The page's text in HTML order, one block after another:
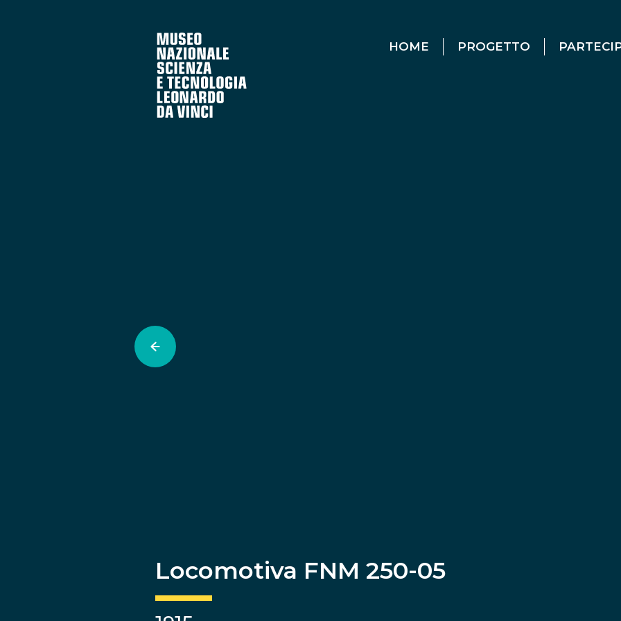
HOME PROGETTO
Locomotiva FNM 250-05